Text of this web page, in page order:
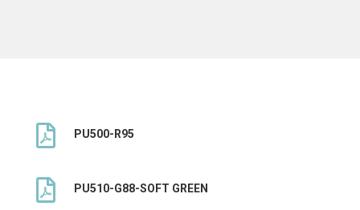
 PU500-R95
 PU510-G88-SOFT GREEN